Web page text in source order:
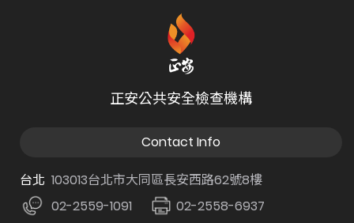
正安公共安全檢查機構
Contact Info
台北 103013台北市大同區長安西路62號8樓
02-2559-1091
02-2558-6937